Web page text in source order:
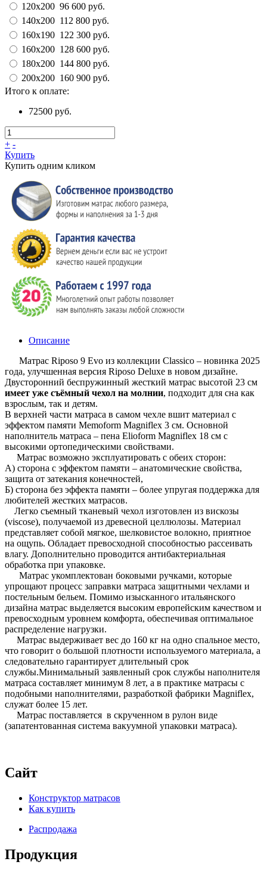
120х200 96 600 руб.
140х200 112 800 руб.
160х190 122 300 руб.
160х200 128 600 руб.
180х200 144 800 руб.
200х200 160 900 руб.
Итого к оплате:
72500 руб.
+ -
Купить
Купить одним кликом
Описание
Матрас Riposo 9 Evo из коллекции Classico – новинка 2025
года, улучшенная версия Riposo Deluxe в новом дизайне.
Двусторонний беспружинный жесткий матрас высотой 23 см
имеет уже съёмный чехол на молнии, подходит для сна как
взрослым, так и детям.
В верхней части матраса в самом чехле вшит материал с
эффектом памяти Memoform Magniflex 3 см. Основной
наполнитель матраса – пена Elioform Magniflex 18 см с
высокими ортопедическими свойствами.
Матрас возможно эксплуатировать с обеих сторон:
А) сторона с эффектом памяти – анатомические свойства,
защита от затекания конечностей,
Б) сторона без эффекта памяти – более упругая поддержка для
любителей жестких матрасов.
Легко съемный тканевый чехол изготовлен из вискозы
(viscose), получаемой из древесной целлюлозы. Материал
представляет собой мягкое, шелковистое волокно, приятное
на ощупь. Обладает превосходной способностью рассеивать
влагу. Дополнительно проводится антибактериальная
обработка при упаковке.
Матрас укомплектован боковыми ручками, которые
упрощают процесс заправки матраса защитными чехлами и
постельным бельем. Помимо изысканного итальянского
дизайна матрас выделяется высоким европейским качеством и
превосходным уровнем комфорта, обеспечивая оптимальное
распределение нагрузки.
Матрас выдерживает вес до 160 кг на одно спальное место,
что говорит о большой плотности используемого материала, а
следовательно гарантирует длительный срок
службы.Минимальный заявленный срок службы наполнителя
матраса составляет минимум 8 лет, а в практике матрасы с
подобными наполнителями, разработкой фабрики Magniflex,
служат более 15 лет.
Матрас поставляется в скрученном в рулон виде
(запатентованная система вакуумной упаковки матраса).
Сайт
Конструктор матрасов
Как купить
Распродажа
Продукция